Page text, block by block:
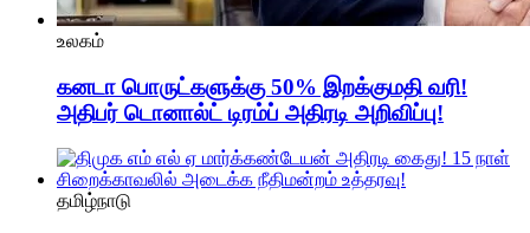
உலகம்
கனடா பொருட்களுக்கு 50% இறக்குமதி வரி!
அதிபர் டொனால்ட் டிரம்ப் அதிரடி அறிவிப்பு!
தமிழ்நாடு